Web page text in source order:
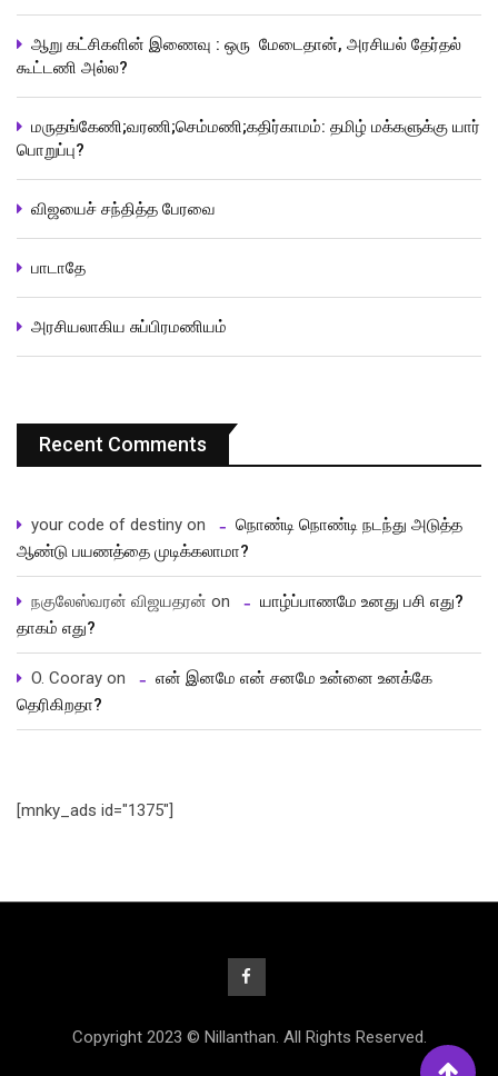
ஆறு கட்சிகளின் இணைவு : ஒரு மேடைதான், அரசியல் தேர்தல்
கூட்டணி அல்ல?
மருதங்கேணி;வரணி;செம்மணி;கதிர்காமம்: தமிழ் மக்களுக்கு யார்
பொறுப்பு?
விஜயைச் சந்தித்த பேரவை
பாடாதே
அரசியலாகிய சுப்பிரமணியம்
Recent Comments
your code of destiny on
நொண்டி நொண்டி நடந்து அடுத்த
ஆண்டு பயணத்தை முடிக்கலாமா?
நகுலேஸ்வரன் விஜயதரன் on
யாழ்ப்பாணமே உனது பசி எது?
தாகம் எது?
O. Cooray on
என் இனமே என் சனமே உன்னை உனக்கே
தெரிகிறதா?
[mnky_ads id="1375"]
Copyright 2023 © Nillanthan. All Rights Reserved.